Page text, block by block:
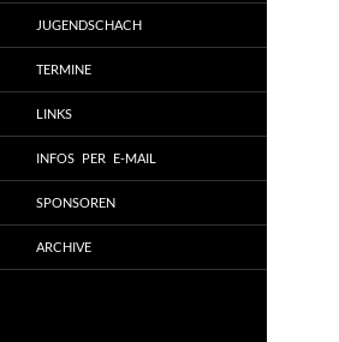
JUGENDSCHACH
TERMINE
LINKS
INFOS PER E-MAIL
SPONSOREN
ARCHIVE